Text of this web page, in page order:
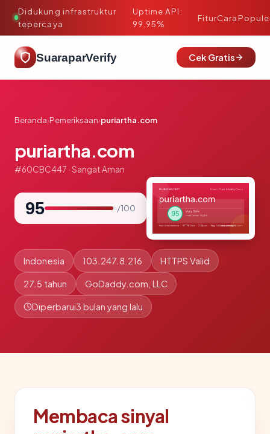
Didukung infrastruktur
tepercaya
·
Uptime API:
99.95%
FiturCara
SuaraparVerify Cek Gratis
Beranda›Pemeriksaan›puriartha.com
puriartha.com
#60CBC447 · Sangat Aman
95 / 100
Indonesia 103.247.8.216 HTTPS Valid
27.5 tahun GoDaddy.com, LLC
Diperbarui3 bulan yang lalu
Membaca sinyal